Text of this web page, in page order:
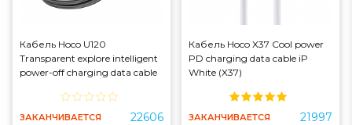
Кабель Hoco U120
Transparent explore intelligent
power-off charging data cable
ЗАКАНЧИВАЕТСЯ 22606
Кабель Hoco X37 Cool power
PD charging data cable iP
White (X37)
ЗАКАНЧИВАЕТСЯ 21997